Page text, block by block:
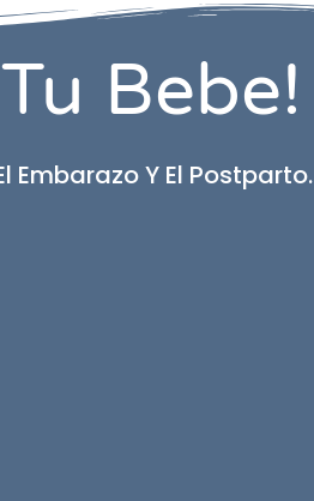
Bebe!
Embarazo Y El Postparto.